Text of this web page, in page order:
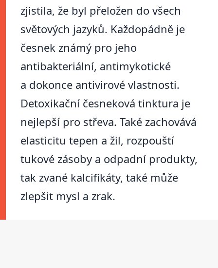
zjistila, že byl přeložen do všech
světových jazyků. Každopádně je
česnek známý pro jeho
antibakteriální, antimykotické
a dokonce antivirové vlastnosti.
Detoxikační česneková tinktura je
nejlepší pro střeva. Také zachovává
elasticitu tepen a žil, rozpouští
tukové zásoby a odpadní produkty,
tak zvané kalcifikáty, také může
zlepšit mysl a zrak.